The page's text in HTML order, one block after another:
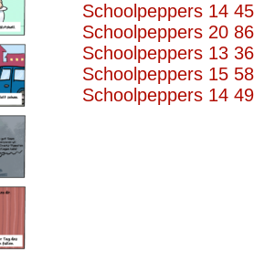
Schoolpeppers 14
Schoolpeppers 20
Schoolpeppers 13
Schoolpeppers 15
Schoolpeppers 14